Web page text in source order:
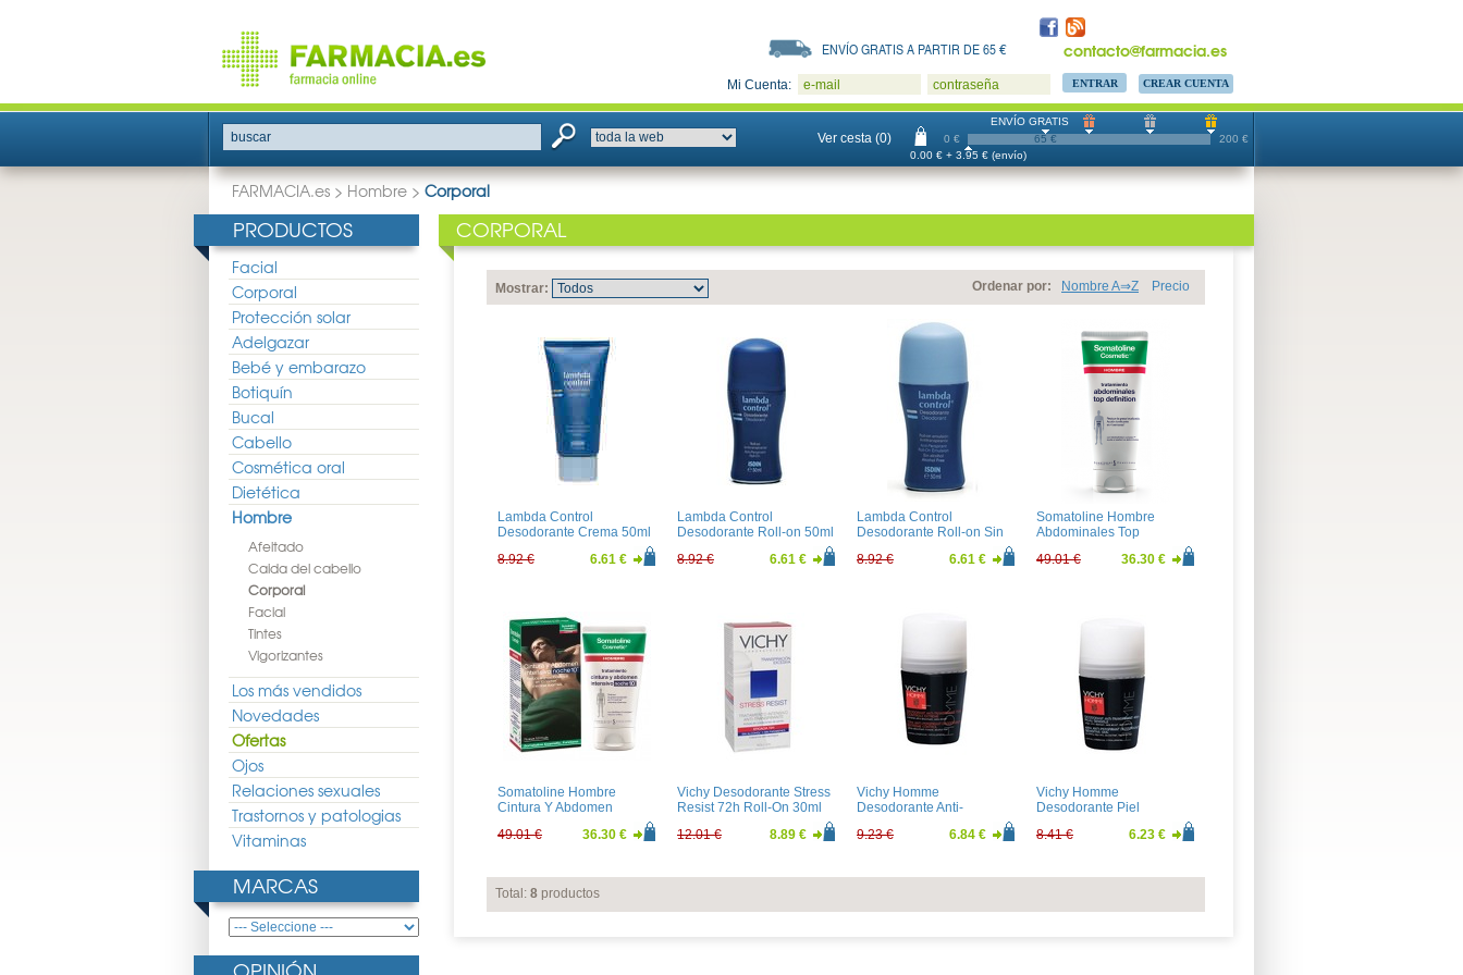
contacto@farmacia.es
ENVÍO GRATIS A PARTIR DE 65 €
Mi Cuenta: e-mail contraseña CREAR CUENTA
buscar Ver cesta (0) 0 € 200 €
ENVÍO GRATIS
65 €
0.00 € + 3.95 € (envío)
FARMACIA.es > Hombre > Corporal
PRODUCTOS
Facial
Corporal
Protección solar
Adelgazar
Bebé y embarazo
Botiquín
Bucal
Cabello
Cosmética oral
Dietética
Hombre
Afeitado
Caida del cabello
Corporal
Facial
Tintes
Vigorizantes
Los más vendidos
Novedades
Ofertas
Ojos
Relaciones sexuales
Trastornos y patologias
Vitaminas
MARCAS
CORPORAL
Mostrar: Ordenar por: Nombre A⇒Z Precio
Lambda Control
Desodorante Crema 50ml
8.92 €
6.61 €
Lambda Control
Desodorante Roll-on 50ml
8.92 €
6.61 €
Lambda Control
Desodorante Roll-on Sin
8.92 € 6.61 €
Somatoline Hombre
Abdominales Top
49.01 € 36.30 €
Somatoline Hombre
Cintura Y Abdomen
Intensivo Noche10 150ml
49.01 € 36.30 €
Vichy Desodorante Stress
Resist 72h Roll-On 30ml
12.01 €
8.89 €
Vichy Homme
Desodorante Anti-
Extremo 50ml
9.23 € 6.84 €
Vichy Homme
Desodorante Piel
8.41 € 6.23 €
Total: 8 productos